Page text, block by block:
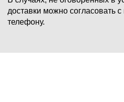
доставки можно согласовать
телефону.